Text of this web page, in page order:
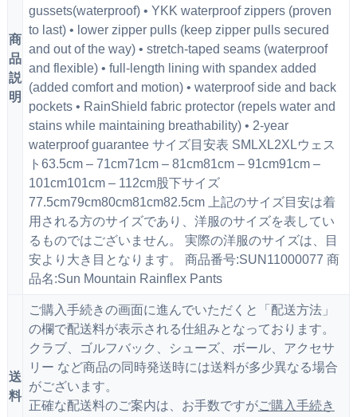
商
品
説
明
gussets(waterproof) • YKK waterproof zippers (proven
to last) • lower zipper pulls (keep zipper pulls secured
and out of the way) • stretch-taped seams (waterproof
and flexible) • full-length lining with spandex added
(added comfort and motion) • waterproof side and back
pockets • RainShield fabric protector (repels water and
stains while maintaining breathability) • 2-year
waterproof guarantee サイズ目安表 SMLXL2XLウェス
ト63.5cm – 71cm71cm – 81cm81cm – 91cm91cm –
101cm101cm – 112cm股下サイズ
77.5cm79cm80cm81cm82.5cm 上記のサイズ目安は着
用される方のサイズであり、洋服のサイズを表してい
るものではございません。 実際の洋服のサイズは、目
安より大き目となります。 商品番号:SUN11000077 商
品名:Sun Mountain Rainflex Pants
送
料
ご購入手続きの画面に進んでいただくと「配送方法」
の欄で配送料が表示される仕組みとなっております。
クラブ、ゴルフバック、シューズ、ボール、アクセサ
リー など商品の同時発送時には送料が多少異なる場合
がございます。
正確な配送料のご案内は、お手数ですがご購入手続き